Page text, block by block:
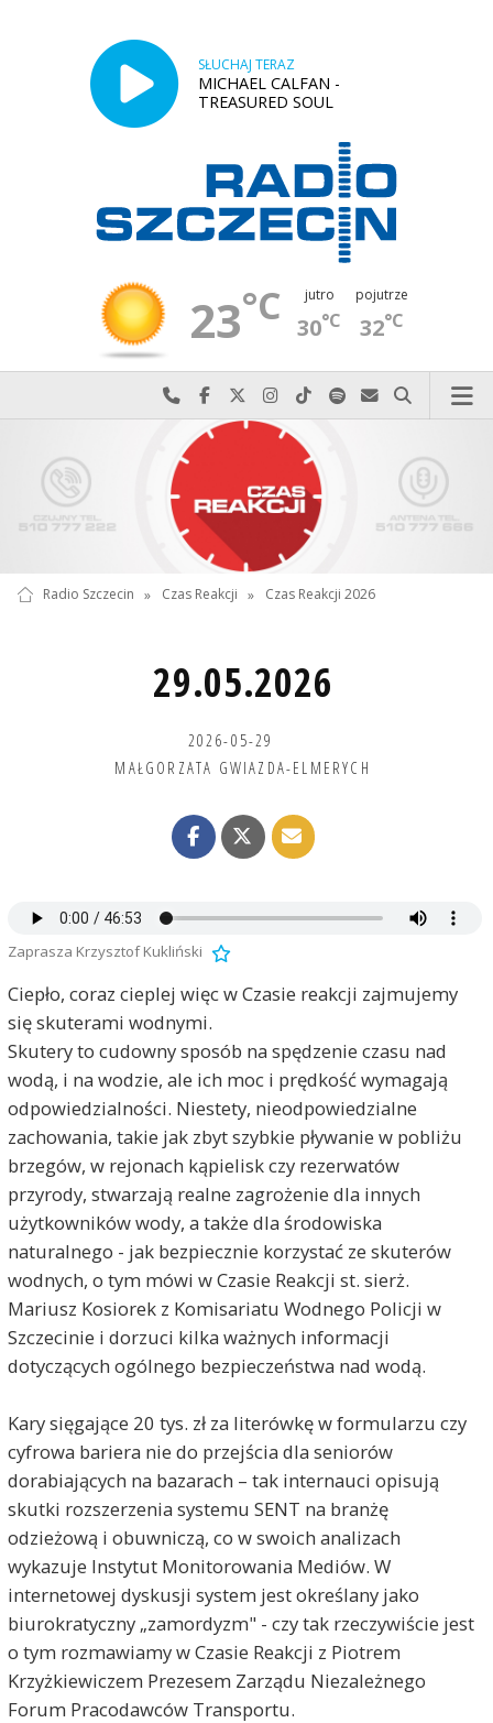
SŁUCHAJ TERAZ
MICHAEL CALFAN -
TREASURED SOUL
23°C jutro
30°C
pojutrze
32°C
Najlepiej po prostu do nas zadzwoń
Odwiedź nas na Facebook-u
Odwiedź nas na X
Odwiedź nas na Instagram-ie
Odwiedź nas na TikTok-u
Szukaj nas na Spotify
Wyślij do nas
Szukaj
Radio Szczecin » Czas Reakcji » Czas Reakcji 2026
29.05.2026
2026-05-29
MAŁGORZATA GWIAZDA-ELMERYCH
Zaprasza Krzysztof Kukliński
Ciepło, coraz cieplej więc w Czasie reakcji zajmujemy
się skuterami wodnymi.
Skutery to cudowny sposób na spędzenie czasu nad
wodą, i na wodzie, ale ich moc i prędkość wymagają
odpowiedzialności. Niestety, nieodpowiedzialne
zachowania, takie jak zbyt szybkie pływanie w pobliżu
brzegów, w rejonach kąpielisk czy rezerwatów
przyrody, stwarzają realne zagrożenie dla innych
użytkowników wody, a także dla środowiska
naturalnego - jak bezpiecznie korzystać ze skuterów
wodnych, o tym mówi w Czasie Reakcji st. sierż.
Mariusz Kosiorek z Komisariatu Wodnego Policji w
Szczecinie i dorzuci kilka ważnych informacji
dotyczących ogólnego bezpieczeństwa nad wodą.
Kary sięgające 20 tys. zł za literówkę w formularzu czy
cyfrowa bariera nie do przejścia dla seniorów
dorabiających na bazarach – tak internauci opisują
skutki rozszerzenia systemu SENT na branżę
odzieżową i obuwniczą, co w swoich analizach
wykazuje Instytut Monitorowania Mediów. W
internetowej dyskusji system jest określany jako
biurokratyczny „zamordyzm" - czy tak rzeczywiście jest
o tym rozmawiamy w Czasie Reakcji z Piotrem
Krzyżkiewiczem Prezesem Zarządu Niezależnego
Forum Pracodawców Transportu.